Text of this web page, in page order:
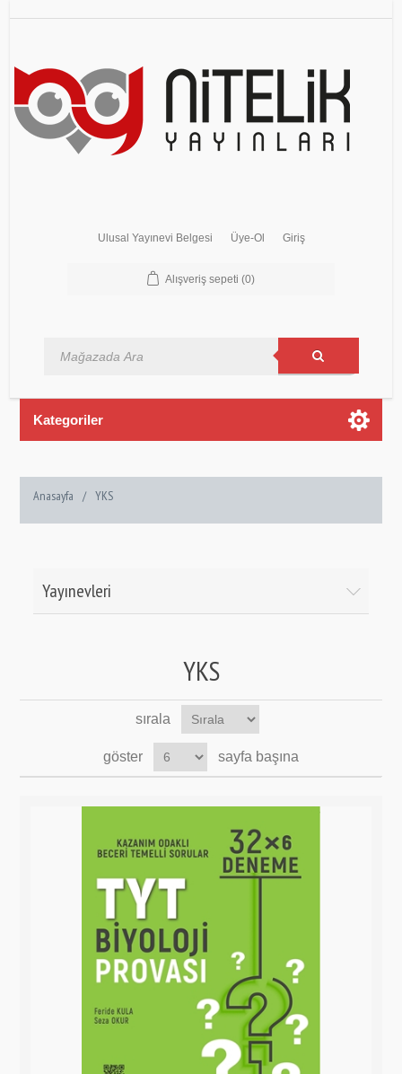
Ulusal Yayınevi Belgesi Üye-Ol Giriş
Alışveriş sepeti (0)
Kategoriler
Anasayfa / YKS
Yayınevleri
YKS
sırala
göster sayfa başına